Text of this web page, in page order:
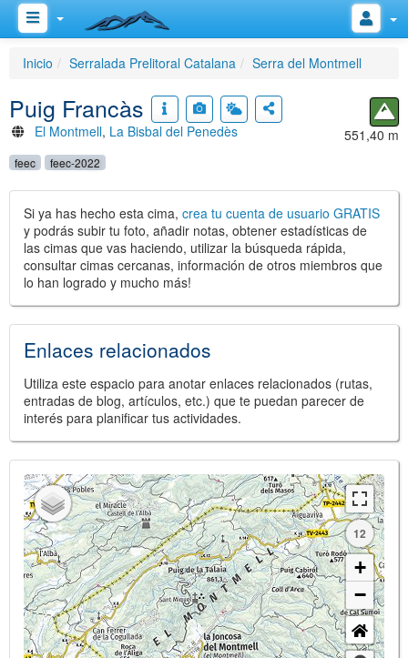
Inicio Serralada Prelitoral Catalana Serra del Montmell
Puig Francàs
El Montmell, La Bisbal del Penedès 551,40 m
feec feec-2022
Si ya has hecho esta cima, crea tu cuenta de usuario GRATIS
y podrás subir tu foto, añadir notas, obtener estadísticas de
las cimas que vas haciendo, utilizar la búsqueda rápida,
consultar cimas cercanas, información de otros miembros que
lo han logrado y mucho más!
Enlaces relacionados
Utiliza este espacio para anotar enlaces relacionados (rutas,
entradas de blog, artículos, etc.) que te puedan parecer de
interés para planificar tus actividades.
12
+
−